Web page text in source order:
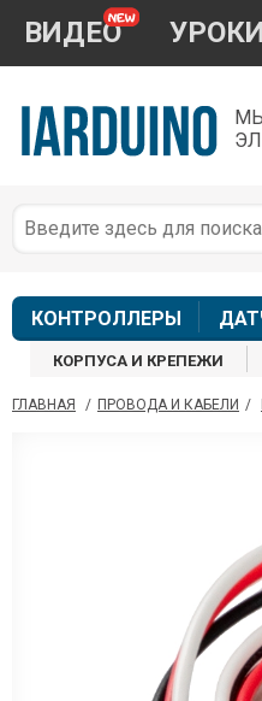
ВИДЕО УРОКИ
КОНТРОЛЛЕРЫ
КОРПУСА И КРЕПЕЖИ
ГЛАВНАЯ / ПРОВОДА И КАБЕЛИ /